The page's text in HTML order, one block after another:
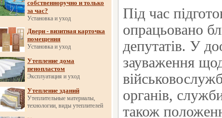
собственноручно и только
за час?
Установка и уход
Двери - визитная карточка
помещения
Установка и уход
Утепление дома
пенопластом
Эксплуатация и уход
Утепление зданий
Утеплительные материалы,
технологии, виды утеплителей
Під час
опрацьовано
депутатів. У
зауваження
органів,
також